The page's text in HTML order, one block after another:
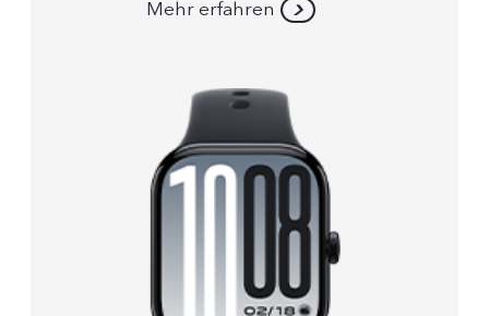
Mehr erfahren